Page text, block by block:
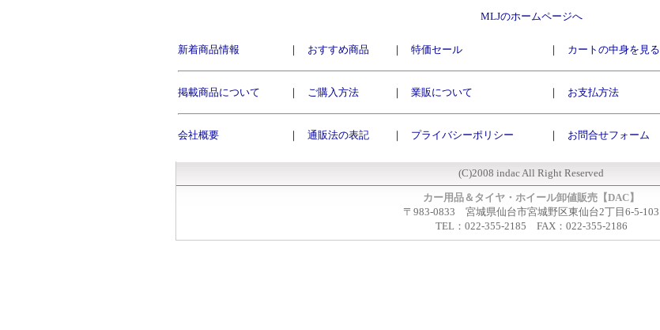
MLJのホームページへ
新着商品情報 ｜ おすすめ商品 ｜ 特価セール ｜ カートの中身を見る
掲載商品について ｜ ご購入方法 ｜ 業販について ｜ お支払方法
会社概要 ｜ 通販法の表記 ｜ プライバシーポリシー ｜ お問合せフォーム
(C)2008 indac All Right Reserved
カー用品＆タイヤ・ホイール卸値販売【DAC】
〒983-0833 宮城県仙台市宮城野区東仙台2丁目6-5-103
TEL：022-355-2185 FAX：022-355-2186